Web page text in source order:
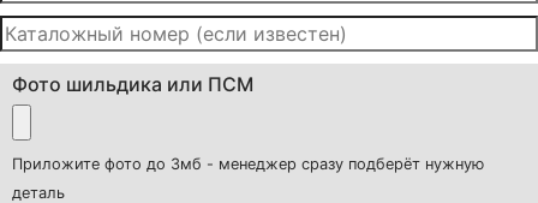
Фото шильдика или ПСМ
Приложите фото до 3мб - менеджер сразу подберёт нужную
деталь